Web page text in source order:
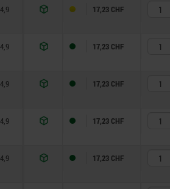
4,9 6 8
17,23 CHF
4,9 6 8
17,23 CHF
4,9 6 8
17,23 CHF
4,9 6 8
17,23 CHF
4,9 6 8
17,23 CHF